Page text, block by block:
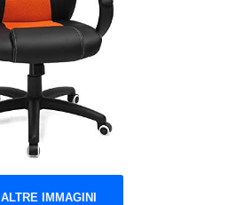
ALTRE IMMAGINI